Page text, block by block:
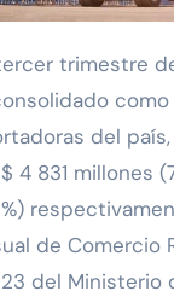
del
4 831 millones
de Comercio
del Ministerio